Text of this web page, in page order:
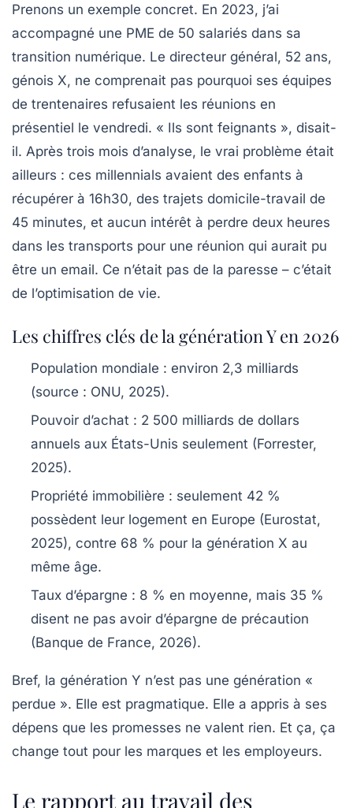
Prenons un exemple concret. En 2023, j’ai
accompagné une PME de 50 salariés dans sa
transition numérique. Le directeur général, 52 ans,
génois X, ne comprenait pas pourquoi ses équipes
de trentenaires refusaient les réunions en
présentiel le vendredi. « Ils sont feignants », disait-
il. Après trois mois d’analyse, le vrai problème était
ailleurs : ces millennials avaient des enfants à
récupérer à 16h30, des trajets domicile-travail de
45 minutes, et aucun intérêt à perdre deux heures
dans les transports pour une réunion qui aurait pu
être un email. Ce n’était pas de la paresse – c’était
de l’optimisation de vie.
Les chiffres clés de la génération Y en 2026
Population mondiale : environ 2,3 milliards
(source : ONU, 2025).
Pouvoir d’achat : 2 500 milliards de dollars
annuels aux États-Unis seulement (Forrester,
2025).
Propriété immobilière : seulement 42 %
possèdent leur logement en Europe (Eurostat,
2025), contre 68 % pour la génération X au
même âge.
Taux d’épargne : 8 % en moyenne, mais 35 %
disent ne pas avoir d’épargne de précaution
(Banque de France, 2026).
Bref, la génération Y n’est pas une génération «
perdue ». Elle est pragmatique. Elle a appris à ses
dépens que les promesses ne valent rien. Et ça, ça
change tout pour les marques et les employeurs.
Le rapport au travail des